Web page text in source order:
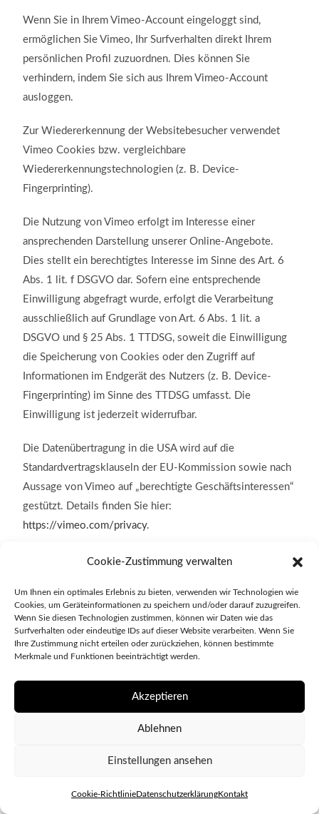
Cookie-Zustimmung verwalten
Um Ihnen ein optimales Erlebnis zu bieten, verwenden wir Technologien wie
Cookies, um Geräteinformationen zu speichern und/oder darauf zuzugreifen.
Wenn Sie diesen Technologien zustimmen, können wir Daten wie das
Surfverhalten oder eindeutige IDs auf dieser Website verarbeiten. Wenn Sie
Ihre Zustimmung nicht erteilen oder zurückziehen, können bestimmte
Merkmale und Funktionen beeinträchtigt werden.
Akzeptieren
Ablehnen
Einstellungen ansehen
Cookie-RichtlinieDatenschutzerklärungKontakt
Wenn Sie in Ihrem Vimeo-Account eingeloggt sind,
ermöglichen Sie Vimeo, Ihr Surfverhalten direkt Ihrem
persönlichen Profil zuzuordnen. Dies können Sie
verhindern, indem Sie sich aus Ihrem Vimeo-Account
ausloggen.
Zur Wiedererkennung der Websitebesucher verwendet
Vimeo Cookies bzw. vergleichbare
Wiedererkennungstechnologien (z. B. Device-
Fingerprinting).
Die Nutzung von Vimeo erfolgt im Interesse einer
ansprechenden Darstellung unserer Online-Angebote.
Dies stellt ein berechtigtes Interesse im Sinne des Art. 6
Abs. 1 lit. f DSGVO dar. Sofern eine entsprechende
Einwilligung abgefragt wurde, erfolgt die Verarbeitung
ausschließlich auf Grundlage von Art. 6 Abs. 1 lit. a
DSGVO und § 25 Abs. 1 TTDSG, soweit die Einwilligung
die Speicherung von Cookies oder den Zugriff auf
Informationen im Endgerät des Nutzers (z. B. Device-
Fingerprinting) im Sinne des TTDSG umfasst. Die
Einwilligung ist jederzeit widerrufbar.
Die Datenübertragung in die USA wird auf die
Standardvertragsklauseln der EU-Kommission sowie nach
Aussage von Vimeo auf „berechtigte Geschäftsinteressen“
gestützt. Details finden Sie hier:
https://vimeo.com/privacy.
Weitere Informationen zum Umgang mit Nutzerdaten
https://vimeo.com/privacy .
GOOGLE FONTS (LOKALES HOSTING)
Diese Seite nutzt zur einheitlichen Darstellung von
Schriftarten so genannte Google Fonts, die von Google
bereitgestellt werden. Die Google Fonts sind lokal
https://developers.google.com/fonts/faqund in der